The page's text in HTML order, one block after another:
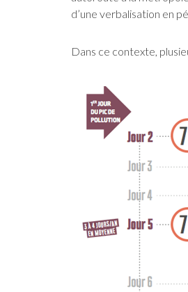
d’une verbalisation en
Dans ce contexte,